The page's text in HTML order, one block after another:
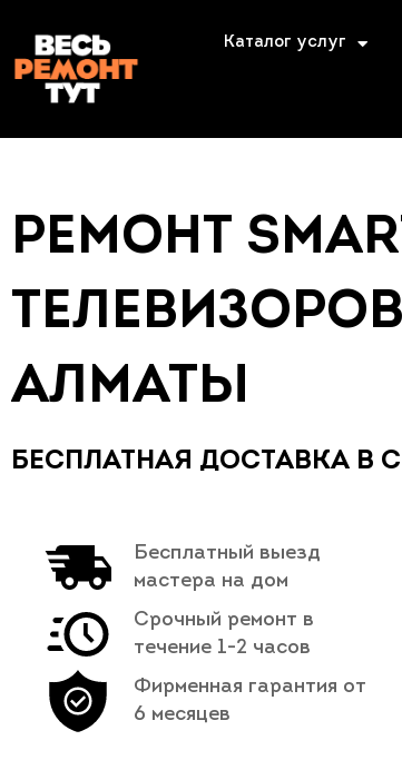
Каталог услуг
РЕМОНТ
ТЕЛЕВИЗОРОВ
АЛМАТЫ
БЕСПЛАТНАЯ ДОСТАВКА В
Бесплатный выезд
мастера на дом
Срочный ремонт в
течение 1-2 часов
Фирменная гарантия от
6 месяцев